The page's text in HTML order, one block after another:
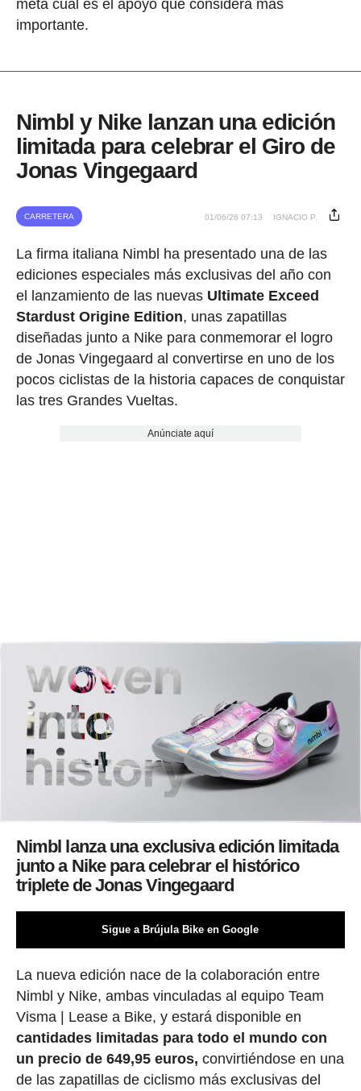
meta cuál es el apoyo que considera más
importante.
Nimbl y Nike lanzan una edición
limitada para celebrar el Giro de
Jonas Vingegaard
CARRETERA 01/06/26 07:13 IGNACIO P.
La firma italiana Nimbl ha presentado una de las
ediciones especiales más exclusivas del año con
el lanzamiento de las nuevas Ultimate Exceed
Stardust Origine Edition, unas zapatillas
diseñadas junto a Nike para conmemorar el logro
de Jonas Vingegaard al convertirse en uno de los
pocos ciclistas de la historia capaces de conquistar
las tres Grandes Vueltas.
Anúnciate aquí
Nimbl lanza una exclusiva edición limitada
junto a Nike para celebrar el histórico
triplete de Jonas Vingegaard
Sigue a Brújula Bike en Google
La nueva edición nace de la colaboración entre
Nimbl y Nike, ambas vinculadas al equipo Team
Visma | Lease a Bike, y estará disponible en
cantidades limitadas para todo el mundo con
un precio de 649,95 euros, convirtiéndose en una
de las zapatillas de ciclismo más exclusivas del